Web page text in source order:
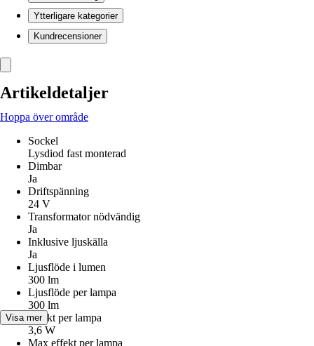
Ytterligare kategorier
Kundrecensioner
Artikeldetaljer
Hoppa över område
Sockel
Lysdiod fast monterad
Dimbar
Ja
Driftspänning
24 V
Transformator nödvändig
Ja
Inklusive ljuskälla
Ja
Ljusflöde i lumen
300 lm
Ljusflöde per lampa
300 lm
Effekt per lampa
3,6 W
Max effekt per lampa
Visa mer